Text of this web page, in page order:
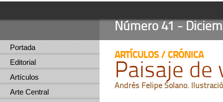
Número 41 -
Portada
Editorial
Artículos
Arte Central
ARTÍCULOS / CRÓNICA
Paisaje
Andrés Felipe Solano.